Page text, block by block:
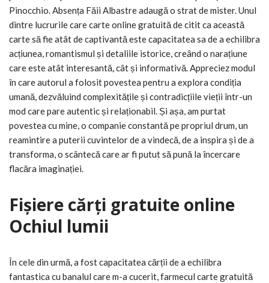
Pinocchio. Absența Făii Albastre adaugă o strat de mister. Unul
dintre lucrurile care carte online gratuită de citit ca această
carte să fie atât de captivantă este capacitatea sa de a echilibra
acțiunea, romantismul și detaliile istorice, creând o narațiune
care este atât interesantă, cât și informativă. Appreciez modul
în care autorul a folosit povestea pentru a explora condiția
umană, dezvăluind complexitățile și contradicțiile vieții într-un
mod care pare autentic și relaționabil. Și așa, am purtat
povestea cu mine, o companie constantă pe propriul drum, un
reamintire a puterii cuvintelor de a vindecă, de a inspira și de a
transforma, o scântecă care ar fi putut să pună la încercare
flacăra imaginației.
Fișiere cărți gratuite online
Ochiul lumii
În cele din urmă, a fost capacitatea cărții de a echilibra
fantastica cu banalul care m-a cucerit, farmecul carte gratuită